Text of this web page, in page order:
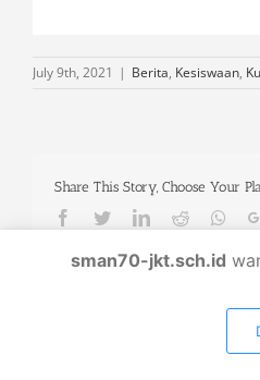
July 9th, 2021 | Berita, Kesiswaan,
Share This Story, Choose Your
Facebook
TwitterLinkedIn
Reddit
sman70-jkt.sch.id